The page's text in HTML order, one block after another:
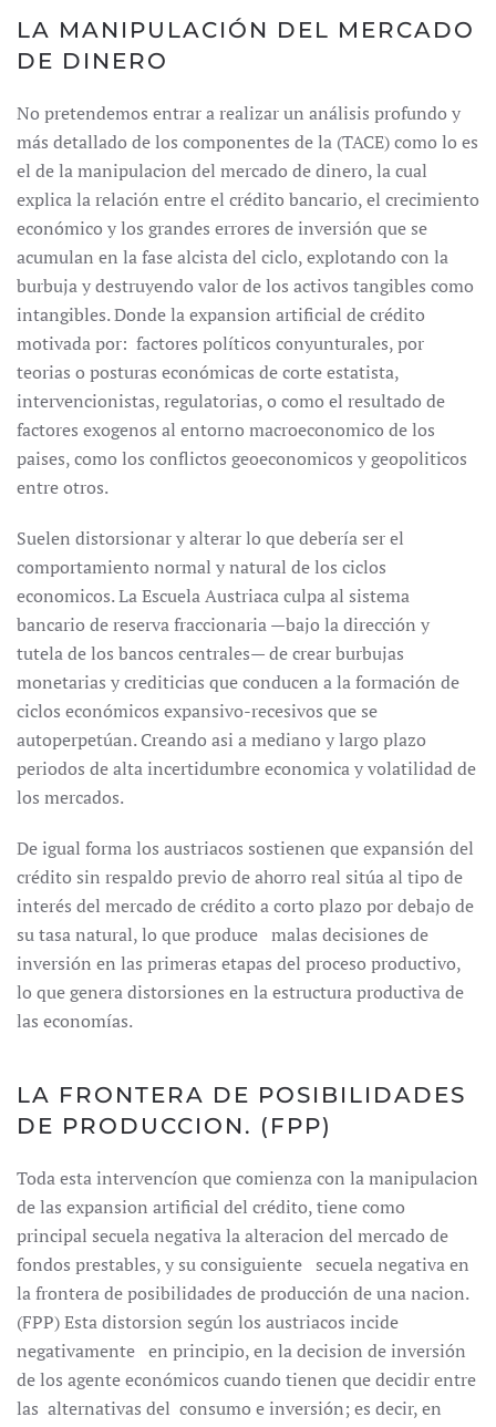
LA MANIPULACIÓN DEL MERCADO
DE DINERO
No pretendemos entrar a realizar un análisis profundo y
más detallado de los componentes de la (TACE) como lo es
el de la manipulacion del mercado de dinero, la cual
explica la relación entre el crédito bancario, el crecimiento
económico y los grandes errores de inversión que se
acumulan en la fase alcista del ciclo, explotando con la
burbuja y destruyendo valor de los activos tangibles como
intangibles. Donde la expansion artificial de crédito
motivada por: factores políticos conyunturales, por
teorias o posturas económicas de corte estatista,
intervencionistas, regulatorias, o como el resultado de
factores exogenos al entorno macroeconomico de los
paises, como los conflictos geoeconomicos y geopoliticos
entre otros.
Suelen distorsionar y alterar lo que debería ser el
comportamiento normal y natural de los ciclos
economicos. La Escuela Austriaca culpa al sistema
bancario de reserva fraccionaria —bajo la dirección y
tutela de los bancos centrales— de crear burbujas
monetarias y crediticias que conducen a la formación de
ciclos económicos expansivo-recesivos que se
autoperpetúan. Creando asi a mediano y largo plazo
periodos de alta incertidumbre economica y volatilidad de
los mercados.
De igual forma los austriacos sostienen que expansión del
crédito sin respaldo previo de ahorro real sitúa al tipo de
interés del mercado de crédito a corto plazo por debajo de
su tasa natural, lo que produce malas decisiones de
inversión en las primeras etapas del proceso productivo,
lo que genera distorsiones en la estructura productiva de
las economías.
LA FRONTERA DE POSIBILIDADES
DE PRODUCCION. (FPP)
Toda esta intervencíon que comienza con la manipulacion
de las expansion artificial del crédito, tiene como
principal secuela negativa la alteracion del mercado de
fondos prestables, y su consiguiente secuela negativa en
la frontera de posibilidades de producción de una nacion.
(FPP) Esta distorsion según los austriacos incide
negativamente en principio, en la decision de inversión
de los agente económicos cuando tienen que decidir entre
las alternativas del consumo e inversión; es decir, en